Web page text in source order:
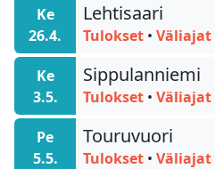
Ke
26.4.
Lehtisaari
Tulokset •Väliajat
Ke
3.5.
Sippulanniemi
Tulokset •Väliajat
Pe
5.5.
Touruvuori
Tulokset •Väliajat